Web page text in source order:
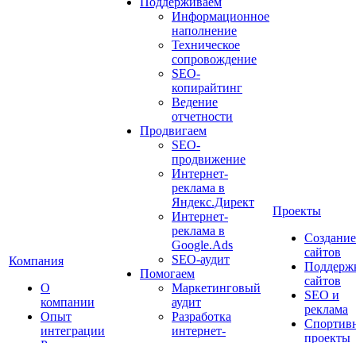
Компания
О
компании
Опыт
интеграции
Информационное
наполнение
Техническое
сопровождение
SEO-
копирайтинг
Ведение
отчетности
Продвигаем
SEO-
продвижение
Интернет-
реклама в
Яндекс.Директ
Интернет-
реклама в
Google.Ads
SEO-аудит
Помогаем
Маркетинговый
аудит
Разработка
интернет-
Проекты
Создание
сайтов
сайтов
SEO и
реклама
проекты